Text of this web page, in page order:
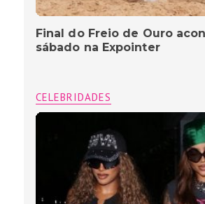
Final do Freio de Ouro
sábado na Expointer
CELEBRIDADES